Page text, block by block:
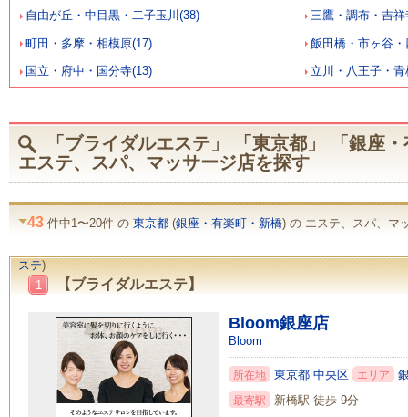
自由が丘・中目黒・二子玉川(38) 三鷹・調布・吉祥
町田・多摩・相模原(17) 飯田橋・市ヶ谷・
国立・府中・国分寺(13) 立川・八王子・青
「ブライダルエステ」 「東京都」 「銀座
エステ、スパ、マッサージ店を探す
43 件中1〜20件 の 東京都 (銀座・有楽町・新橋) の エステ、スパ、マ
ステ)
1
【ブライダルエステ】
Bloom銀座店
Bloom
所在地 東京都 中央区 エリア
最寄駅 新橋駅 徒歩 9分